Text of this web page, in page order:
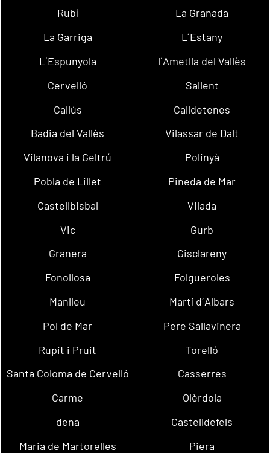
Rubí
La Granada
La Garriga
L´Estany
L´Espunyola
l´Ametlla del Vallès
Cervelló
Sallent
Callús
Calldetenes
Badia del Vallès
Vilassar de Dalt
Vilanova i la Geltrú
Polinyà
Pobla de Lillet
Pineda de Mar
Castellbisbal
Vilada
Vic
Gurb
Granera
Gisclareny
Fonollosa
Folgueroles
Manlleu
Martí d´Albars
Pol de Mar
Pere Sallavinera
Rupit i Pruit
Torelló
Santa Coloma de Cervelló
Casserres
Carme
Olèrdola
dena
Castelldefels
Maria de Martorelles
Piera